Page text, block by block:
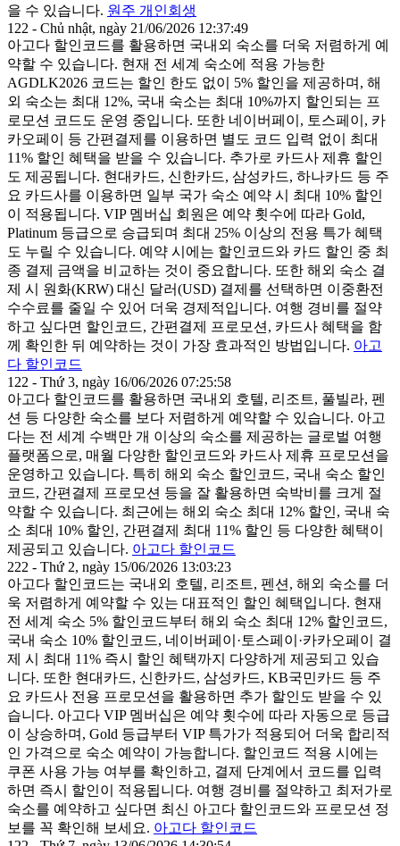
을 수 있습니다. 원주 개인회생
122 - Chủ nhật, ngày 21/06/2026 12:37:49
아고다 할인코드를 활용하면 국내외 숙소를 더욱 저렴하게 예
약할 수 있습니다. 현재 전 세계 숙소에 적용 가능한
AGDLK2026 코드는 할인 한도 없이 5% 할인을 제공하며, 해
외 숙소는 최대 12%, 국내 숙소는 최대 10%까지 할인되는 프
로모션 코드도 운영 중입니다. 또한 네이버페이, 토스페이, 카
카오페이 등 간편결제를 이용하면 별도 코드 입력 없이 최대
11% 할인 혜택을 받을 수 있습니다. 추가로 카드사 제휴 할인
도 제공됩니다. 현대카드, 신한카드, 삼성카드, 하나카드 등 주
요 카드사를 이용하면 일부 국가 숙소 예약 시 최대 10% 할인
이 적용됩니다. VIP 멤버십 회원은 예약 횟수에 따라 Gold,
Platinum 등급으로 승급되며 최대 25% 이상의 전용 특가 혜택
도 누릴 수 있습니다. 예약 시에는 할인코드와 카드 할인 중 최
종 결제 금액을 비교하는 것이 중요합니다. 또한 해외 숙소 결
제 시 원화(KRW) 대신 달러(USD) 결제를 선택하면 이중환전
수수료를 줄일 수 있어 더욱 경제적입니다. 여행 경비를 절약
하고 싶다면 할인코드, 간편결제 프로모션, 카드사 혜택을 함
께 확인한 뒤 예약하는 것이 가장 효과적인 방법입니다. 아고
다 할인코드
122 - Thứ 3, ngày 16/06/2026 07:25:58
아고다 할인코드를 활용하면 국내외 호텔, 리조트, 풀빌라, 펜
션 등 다양한 숙소를 보다 저렴하게 예약할 수 있습니다. 아고
다는 전 세계 수백만 개 이상의 숙소를 제공하는 글로벌 여행
플랫폼으로, 매월 다양한 할인코드와 카드사 제휴 프로모션을
운영하고 있습니다. 특히 해외 숙소 할인코드, 국내 숙소 할인
코드, 간편결제 프로모션 등을 잘 활용하면 숙박비를 크게 절
약할 수 있습니다. 최근에는 해외 숙소 최대 12% 할인, 국내 숙
소 최대 10% 할인, 간편결제 최대 11% 할인 등 다양한 혜택이
제공되고 있습니다. 아고다 할인코드
222 - Thứ 2, ngày 15/06/2026 13:03:23
아고다 할인코드 는 국내외 호텔, 리조트, 펜션, 해외 숙소를 더
욱 저렴하게 예약할 수 있는 대표적인 할인 혜택입니다. 현재
전 세계 숙소 5% 할인코드부터 해외 숙소 최대 12% 할인코드,
국내 숙소 10% 할인코드, 네이버페이·토스페이·카카오페이 결
제 시 최대 11% 즉시 할인 혜택까지 다양하게 제공되고 있습
니다. 또한 현대카드, 신한카드, 삼성카드, KB국민카드 등 주
요 카드사 전용 프로모션을 활용하면 추가 할인도 받을 수 있
습니다. 아고다 VIP 멤버십은 예약 횟수에 따라 자동으로 등급
이 상승하며, Gold 등급부터 VIP 특가가 적용되어 더욱 합리적
인 가격으로 숙소 예약이 가능합니다. 할인코드 적용 시에는
쿠폰 사용 가능 여부를 확인하고, 결제 단계에서 코드를 입력
하면 즉시 할인이 적용됩니다. 여행 경비를 절약하고 최저가로
숙소를 예약하고 싶다면 최신 아고다 할인코드와 프로모션 정
보를 꼭 확인해 보세요. 아고다 할인코드